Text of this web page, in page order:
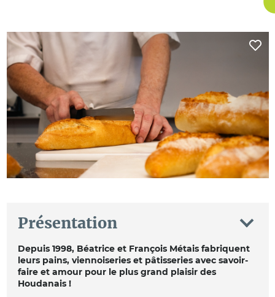
Présentation
Depuis 1998, Béatrice et François Métais fabriquent
leurs pains, viennoiseries et pâtisseries avec savoir-
faire et amour pour le plus grand plaisir des
Houdanais !